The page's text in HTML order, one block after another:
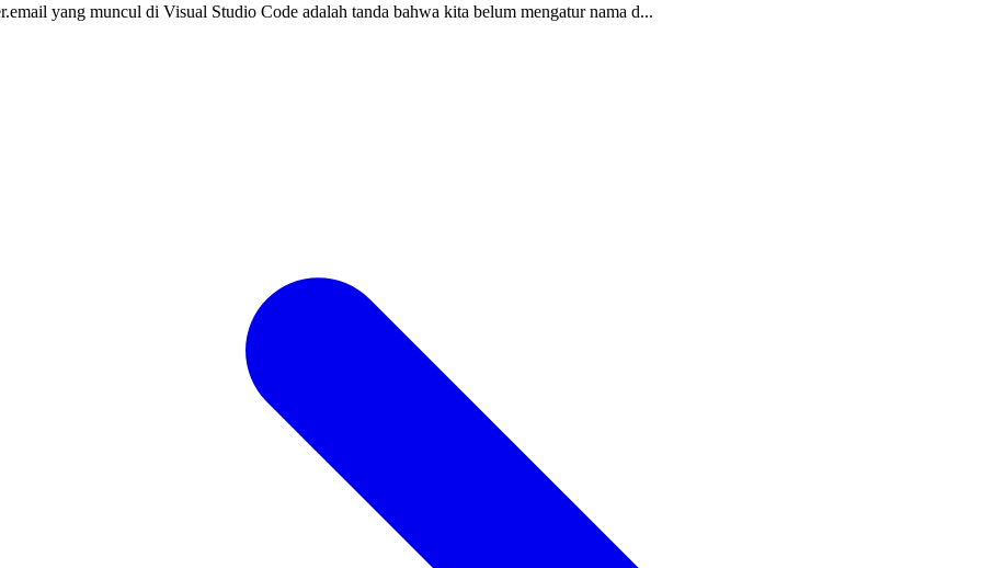
yang muncul di Visual Studio Code adalah tanda bahwa kita belum mengatur nama d...